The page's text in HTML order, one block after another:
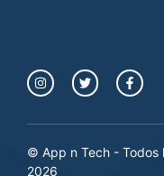
© App n Tech - Todos
2026